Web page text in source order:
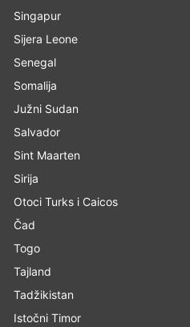
Singapur
Sijera Leone
Senegal
Somalija
Južni Sudan
Salvador
Sint Maarten
Sirija
Otoci Turks i Caicos
Čad
Togo
Tajland
Tadžikistan
Istočni Timor